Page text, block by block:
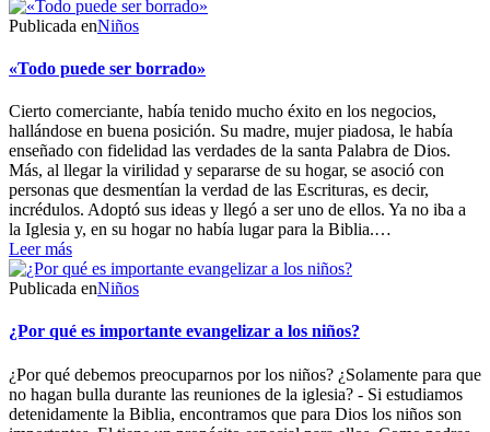
Publicada enNiños
«Todo puede ser borrado»
Cierto comerciante, había tenido mucho éxito en los negocios,
hallándose en buena posición. Su madre, mujer piadosa, le había
enseñado con fidelidad las verdades de la santa Palabra de Dios.
Más, al llegar la virilidad y separarse de su hogar, se asoció con
personas que desmentían la verdad de las Escrituras, es decir,
incrédulos. Adoptó sus ideas y llegó a ser uno de ellos. Ya no iba a
la Iglesia y, en su hogar no había lugar para la Biblia.…
Leer más
Publicada enNiños
¿Por qué es importante evangelizar a los niños?
¿Por qué debemos preocuparnos por los niños? ¿Solamente para que
no hagan bulla durante las reuniones de la iglesia? - Si estudiamos
detenidamente la Biblia, encontramos que para Dios los niños son